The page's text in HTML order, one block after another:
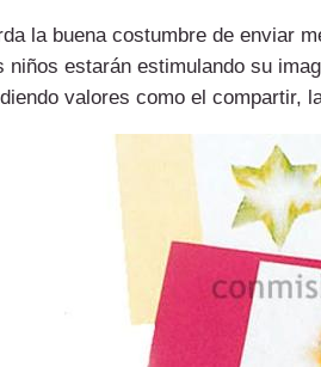
la buena costumbre de enviar
niños estarán estimulando su
valores como el compartir,